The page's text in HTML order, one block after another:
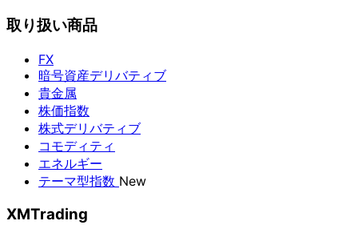
取り扱い商品
FX
暗号資産デリバティブ
貴金属
株価指数
株式デリバティブ
コモディティ
エネルギー
テーマ型指数 New
XMTrading